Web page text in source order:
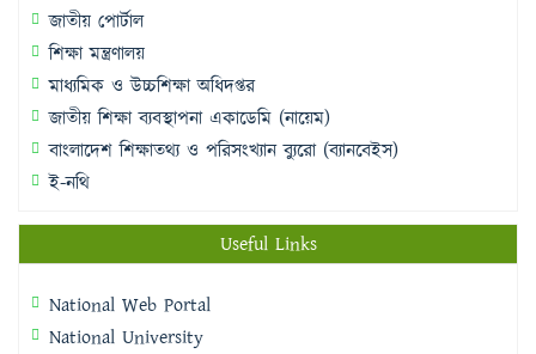
জাতীয় পোর্টাল
শিক্ষা মন্ত্রণালয়
মাধ্যমিক ও উচ্চশিক্ষা অধিদপ্তর
জাতীয় শিক্ষা ব্যবস্থাপনা একাডেমি (নায়েম)
বাংলাদেশ শিক্ষাতথ্য ও পরিসংখ্যান ব্যুরো (ব্যানবেইস)
ই-নথি
Useful Links
National Web Portal
National University